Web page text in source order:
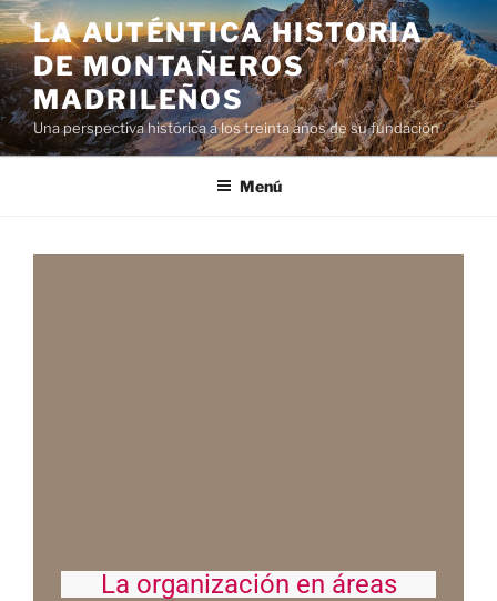
LA AUTÉNTICA HISTORIA
DE MONTAÑEROS
MADRILEÑOS
Una perspectiva histórica a los treinta años de su fundación
Menú
La organización en áreas